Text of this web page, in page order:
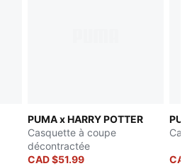
PUMA x HARRY POTTER
Casquette à coupe
décontractée
CAD $51.99